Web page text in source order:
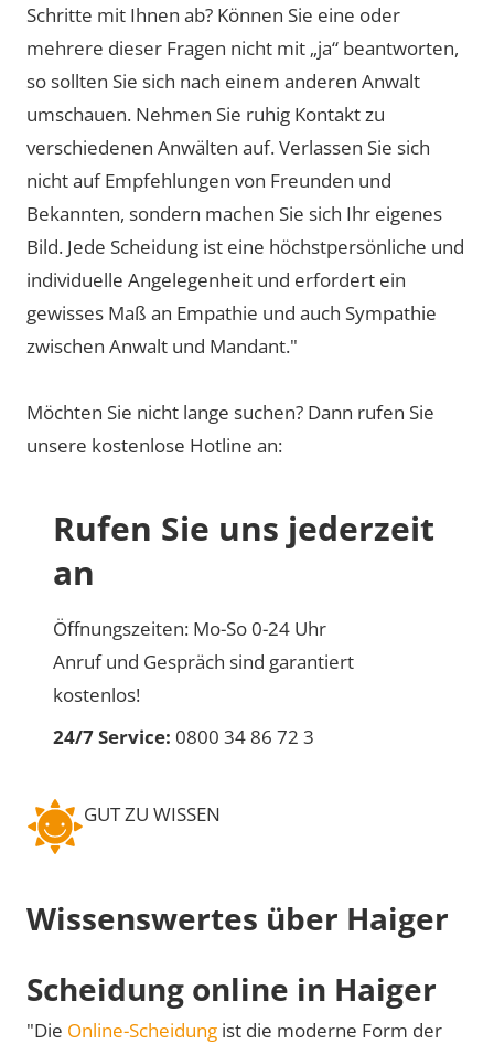
Schritte mit Ihnen ab? Können Sie eine oder
mehrere dieser Fragen nicht mit „ja“ beantworten,
so sollten Sie sich nach einem anderen Anwalt
umschauen. Nehmen Sie ruhig Kontakt zu
verschiedenen Anwälten auf. Verlassen Sie sich
nicht auf Empfehlungen von Freunden und
Bekannten, sondern machen Sie sich Ihr eigenes
Bild. Jede Scheidung ist eine höchstpersönliche und
individuelle Angelegenheit und erfordert ein
gewisses Maß an Empathie und auch Sympathie
zwischen Anwalt und Mandant."
Möchten Sie nicht lange suchen? Dann rufen Sie
unsere kostenlose Hotline an:
Rufen Sie uns jederzeit
an
Öffnungszeiten: Mo-So 0-24 Uhr
Anruf und Gespräch sind garantiert
kostenlos!
24/7 Service: 0800 34 86 72 3
GUT ZU WISSEN
Wissenswertes über Haiger
Scheidung online in Haiger
"Die Online-Scheidung ist die moderne Form der